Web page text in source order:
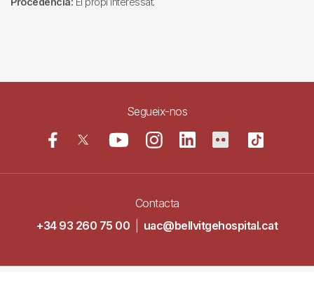
Segueix-nos
Contacta
+34 93 260 75 00
uac@bellvitgehospital.cat